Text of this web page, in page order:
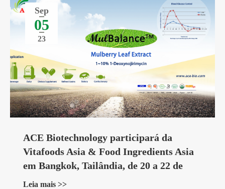
Sep
05
23
ACE Biotechnology participará da
Vitafoods Asia & Food Ingredients Asia
em Bangkok, Tailândia, de 20 a 22 de
setembro de 2023
Leia mais >>